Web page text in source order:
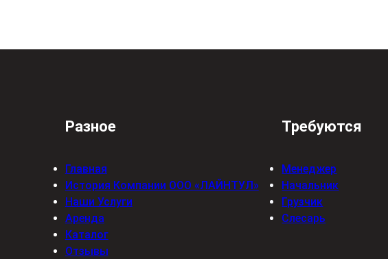
Разное
Главная
История Компании ООО «ЛАЙНТУЛ»
Наши Услуги
Аренда
Каталог
Отзывы
Требуются
Менеджер
Начальник
Грузчик
Слесарь